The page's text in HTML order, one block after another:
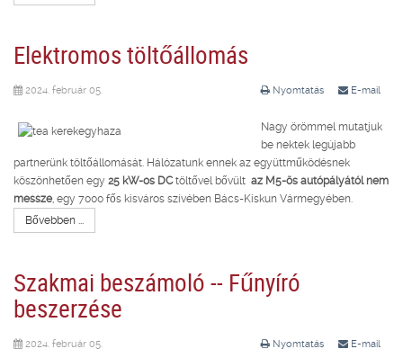
Elektromos töltőállomás
Nyomtatás E-mail
2024. február 05.
Nagy örömmel mutatjuk
be nektek legújabb
partnerünk töltőállomását. Hálózatunk ennek az együttműködésnek
köszönhetően egy 25 kW-os DCtöltővel bővült az M5-ös autópályától nem
messze, egy 7000 fős kisváros szívében Bács-Kiskun Vármegyében.
Bővebben ...
Szakmai beszámoló -- Fűnyíró
beszerzése
Nyomtatás E-mail
2024. február 05.